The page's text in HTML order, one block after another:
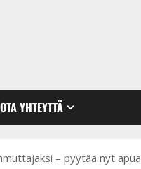
OTA YHTEYTTÄ
– pyytää nyt apua